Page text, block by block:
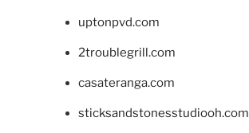
uptonpvd.com
2troublegrill.com
casateranga.com
sticksandstonesstudiooh.com